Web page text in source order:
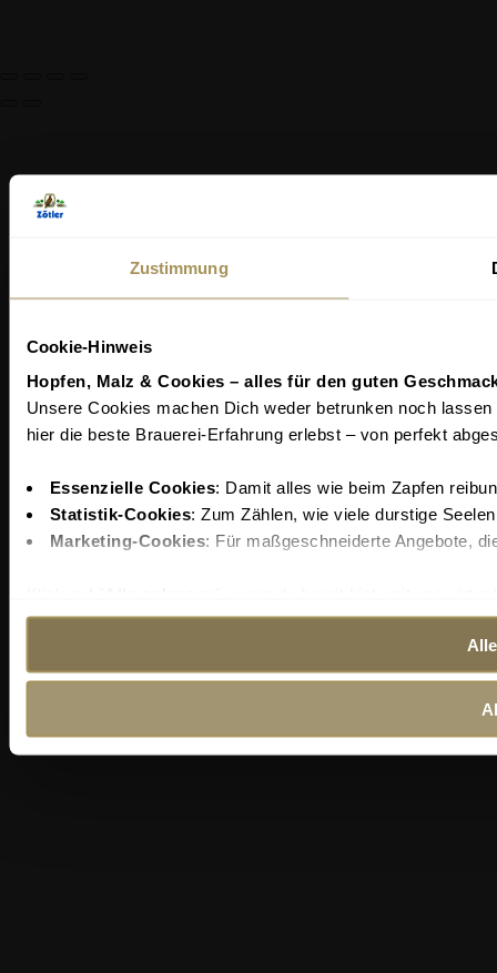
Zustimmung
Cookie-Hinweis
Hopfen, Malz & Cookies – alles für den guten
Unsere Cookies machen Dich weder betrunken noch
hier die beste Brauerei-Erfahrung erlebst – von perfekt
Essenzielle Cookies: Damit alles wie beim Zapfen
Statistik-Cookies: Zum Zählen, wie viele durstige
Marketing-Cookies: Für maßgeschneiderte Angebote,